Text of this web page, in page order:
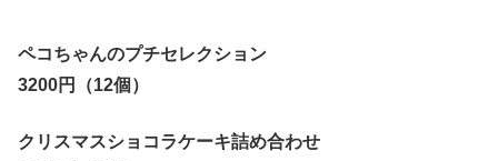
ペコちゃんのプチセレクション
3200円（12個）
クリスマスショコラケーキ詰め合わせ